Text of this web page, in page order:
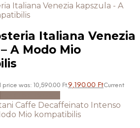
Italiana Venezia
A Modo Mio
was: 10,590.00 Ft.9,190.00 FtCurrent